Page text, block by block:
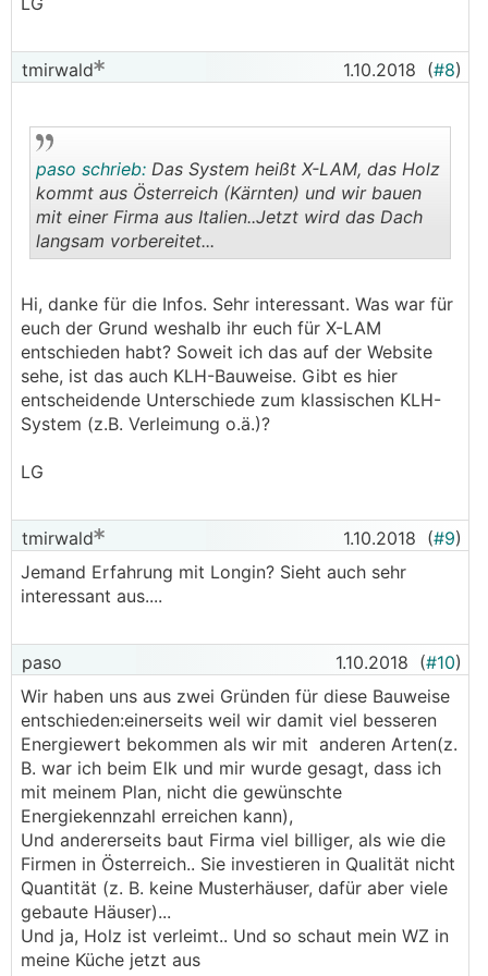
tmirwald 1.10.2018 (#8)
..
paso schrieb: Das System heißt X-LAM, das Holz
kommt aus Österreich (Kärnten) und wir bauen
mit einer Firma aus Italien..Jetzt wird das Dach
langsam vorbereitet...
Hi, danke für die Infos. Sehr interessant. Was war für
euch der Grund weshalb ihr euch für X-LAM
entschieden habt? Soweit ich das auf der Website
sehe, ist das auch KLH-Bauweise. Gibt es hier
entscheidende Unterschiede zum klassischen KLH-
System (z.B. Verleimung o.ä.)?
LG
tmirwald 1.10.2018 (#9)
Jemand Erfahrung mit Longin? Sieht auch sehr
interessant aus....
paso 1.10.2018 (#10)
Wir haben uns aus zwei Gründen für diese Bauweise
entschieden:einerseits weil wir damit viel besseren
Energiewert bekommen als wir mit anderen Arten(z.
B. war ich beim Elk und mir wurde gesagt, dass ich
mit meinem Plan, nicht die gewünschte
Energiekennzahl erreichen kann),
Und andererseits baut Firma viel billiger, als wie die
Firmen in Österreich.. Sie investieren in Qualität nicht
Quantität (z. B. keine Musterhäuser, dafür aber viele
gebaute Häuser)...
Und ja, Holz ist verleimt.. Und so schaut mein WZ in
meine Küche jetzt aus